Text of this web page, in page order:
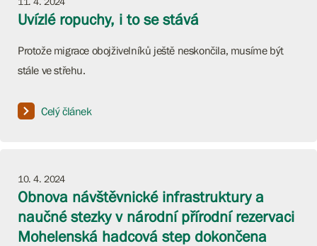
Uvízlé ropuchy, i to se stává
Protože migrace obojživelníků ještě neskončila, musíme být
stále ve střehu.
Celý článek
10. 4. 2024
Obnova návštěvnické infrastruktury a
naučné stezky v národní přírodní rezervaci
Mohelenská hadcová step dokončena